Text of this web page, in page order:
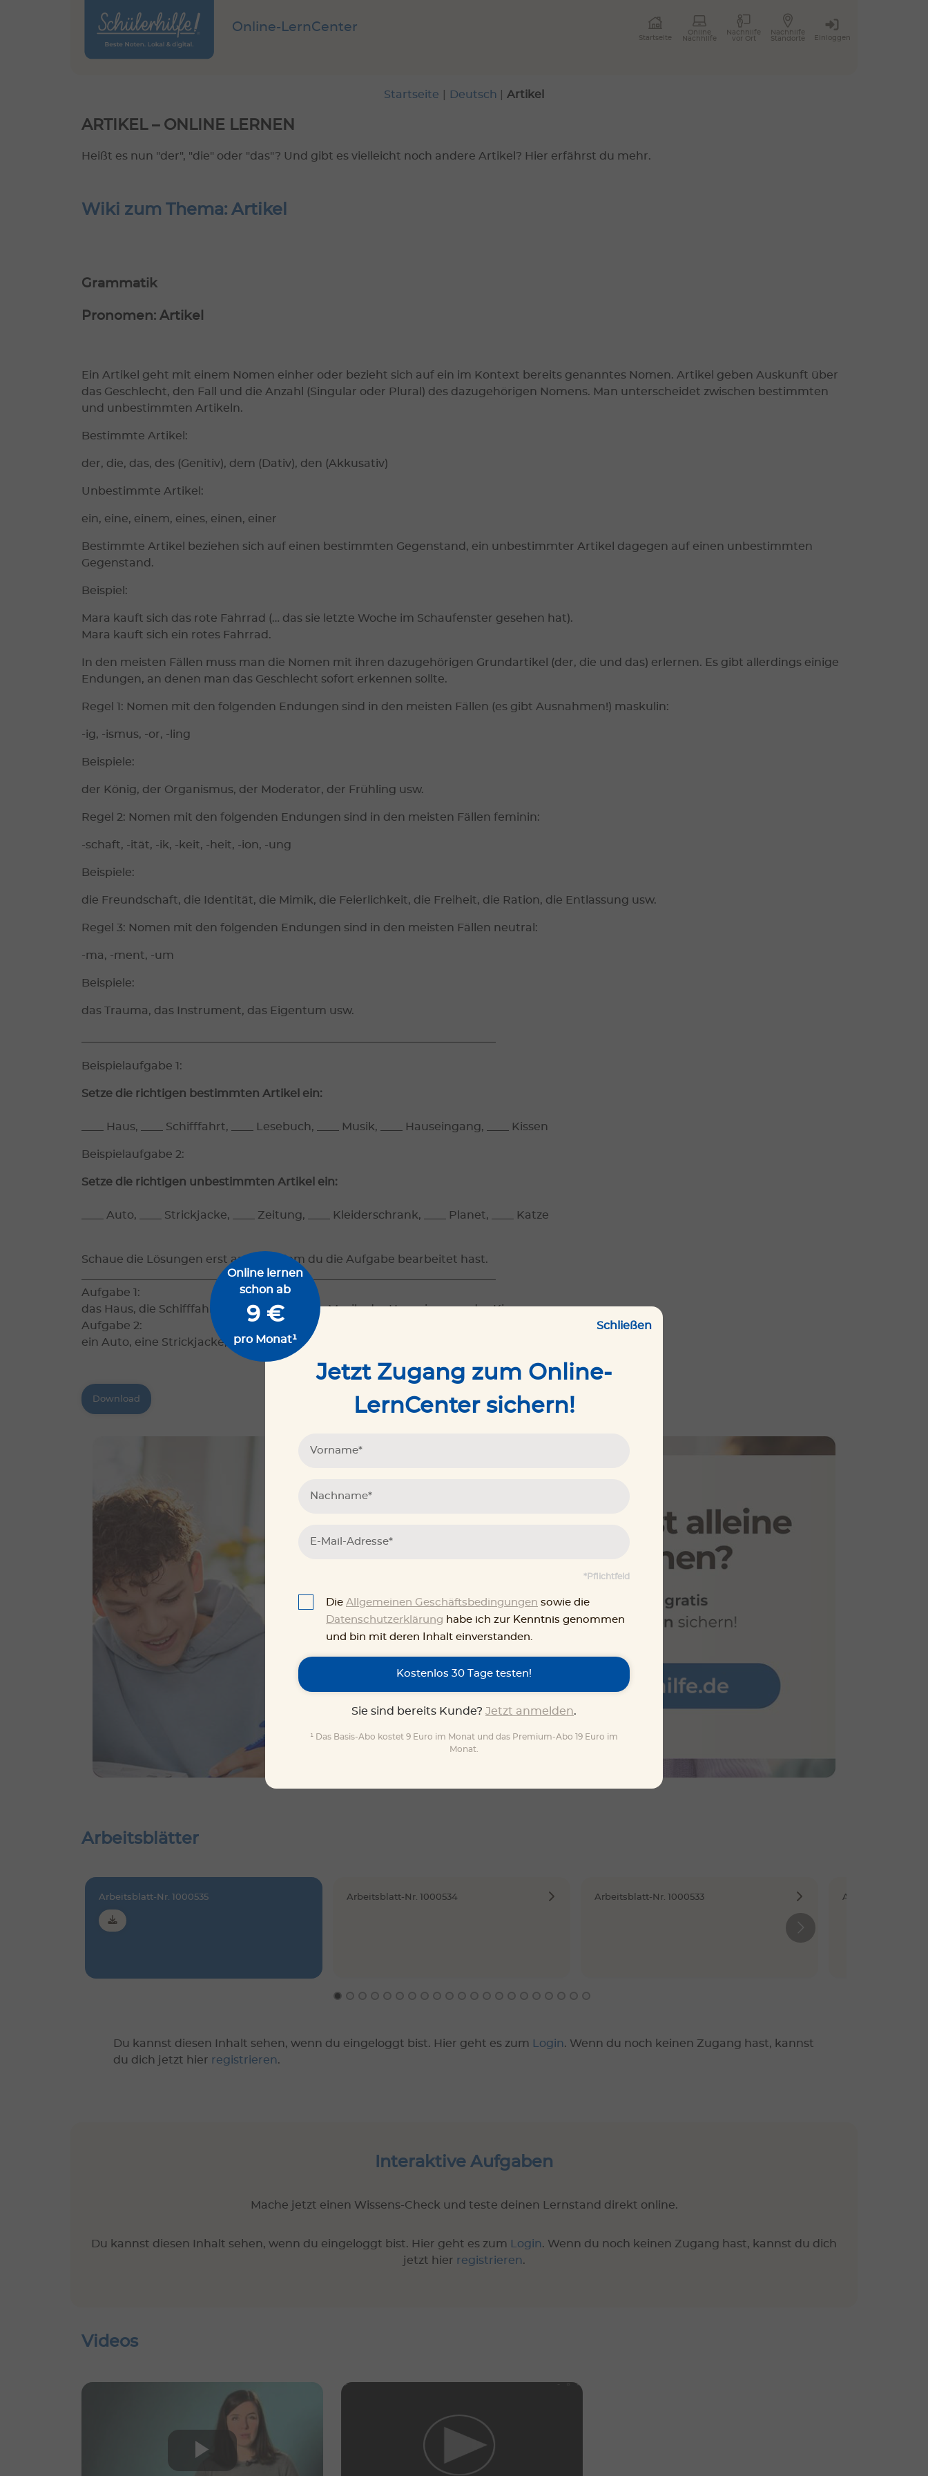
Online-LernCenter
Startseite
Online
Nachhilfe
Nachhilfe
vor Ort
Nachhilfe
Standorte
Einloggen
Startseite Deutsch Artikel
ARTIKEL – ONLINE LERNEN
Heißt es nun "der", "die" oder "das"? Und gibt es vielleicht noch andere Artikel? Hier erfährst du mehr.
Wiki zum Thema: Artikel
Grammatik
Pronomen: Artikel
Ein Artikel geht mit einem Nomen einher oder bezieht sich auf ein im Kontext bereits genanntes Nomen. Artikel geben Auskunft über
das Geschlecht, den Fall und die Anzahl (Singular oder Plural) des dazugehörigen Nomens. Man unterscheidet zwischen bestimmten
und unbestimmten Artikeln.
Bestimmte Artikel:
der, die, das, des (Genitiv), dem (Dativ), den (Akkusativ)
Unbestimmte Artikel:
ein, eine, einem, eines, einen, einer
Bestimmte Artikel beziehen sich auf einen bestimmten Gegenstand, ein unbestimmter Artikel dagegen auf einen unbestimmten
Gegenstand.
Beispiel:
Mara kauft sich das rote Fahrrad (… das sie letzte Woche im Schaufenster gesehen hat).
Mara kauft sich ein rotes Fahrrad.
In den meisten Fällen muss man die Nomen mit ihren dazugehörigen Grundartikel (der, die und das) erlernen. Es gibt allerdings einige
Endungen, an denen man das Geschlecht sofort erkennen sollte.
Regel 1: Nomen mit den folgenden Endungen sind in den meisten Fällen (es gibt Ausnahmen!) maskulin:
-ig, -ismus, -or, -ling
Beispiele:
der König, der Organismus, der Moderator, der Frühling usw.
Regel 2: Nomen mit den folgenden Endungen sind in den meisten Fällen feminin:
-schaft, -ität, -ik, -keit, -heit, -ion, -ung
Beispiele:
die Freundschaft, die Identität, die Mimik, die Feierlichkeit, die Freiheit, die Ration, die Entlassung usw.
Regel 3: Nomen mit den folgenden Endungen sind in den meisten Fällen neutral:
-ma, -ment, -um
Beispiele:
das Trauma, das Instrument, das Eigentum usw.
Beispielaufgabe 1:
Setze die richtigen bestimmten Artikel ein:
____ Haus, ____ Schifffahrt, ____ Lesebuch, ____ Musik, ____ Hauseingang, ____ Kissen
Beispielaufgabe 2:
Setze die richtigen unbestimmten Artikel ein:
____ Auto, ____ Strickjacke, ____ Zeitung, ____ Kleiderschrank, ____ Planet, ____ Katze
Schaue die Lösungen erst an, nachdem du die Aufgabe bearbeitet hast.
___________________________________________________________________________
Aufgabe 1:
das Haus, die Schifffahrt, das Lesebuch, die Musik, der Hauseingang, das Kissen
Aufgabe 2:
ein Auto, eine Strickjacke, eine Zeitung, ein Kleiderschrank, ein Planet, eine Katze
Download
Arbeitsblätter
Arbeitsblatt-Nr. 1000535 Arbeitsblatt-Nr. 1000534 Arbeitsblatt-Nr. 1000533 Arbeitsblatt-Nr.
Du kannst diesen Inhalt sehen, wenn du eingeloggt bist. Hier geht es zum Login. Wenn du noch keinen Zugang hast, kannst
du dich jetzt hier registrieren.
Online lernen
schon ab
9 €
pro Monat¹
Schließen
Jetzt Zugang zum Online-
LernCenter sichern!
*Pflichtfeld
Die Allgemeinen Geschäftsbedingungen sowie die
Datenschutzerklärung habe ich zur Kenntnis genommen
und bin mit deren Inhalt einverstanden.
Kostenlos 30 Tage testen!
Sie sind bereits Kunde? Jetzt anmelden.
¹ Das Basis-Abo kostet 9 Euro im Monat und das Premium-Abo 19 Euro im
Monat.
Interaktive Aufgaben
Mache jetzt einen Wissens-Check und teste deinen Lernstand direkt online.
Du kannst diesen Inhalt sehen, wenn du eingeloggt bist. Hier geht es zum Login. Wenn du noch keinen Zugang hast, kannst du dich
jetzt hier registrieren.
Videos